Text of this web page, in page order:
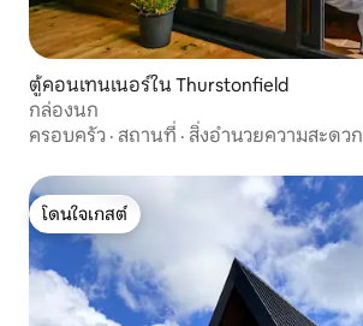
ตู้คอนเทนเนอร์ใน Thurstonfield
กล่องนก
ครอบครัว · สถานที่ · สิ่งอำนวยความสะดวก
โดนใจเกสต์
โดนใจเกสต์